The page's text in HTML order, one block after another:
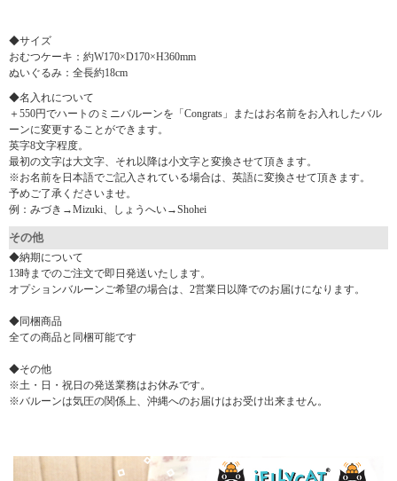
◆サイズ
おむつケーキ：約W170×D170×H360mm
ぬいぐるみ：全長約18cm
◆名入れについて
＋550円でハートのミニバルーンを「Congrats」またはお名前をお入れしたバル
ーンに変更することができます。
英字8文字程度。
最初の文字は大文字、それ以降は小文字と変換させて頂きます。
※お名前を日本語でご記入されている場合は、英語に変換させて頂きます。
予めご了承くださいませ。
例：みづき→Mizuki、しょうへい→Shohei
その他
◆納期について
13時までのご注文で即日発送いたします。
オプションバルーンご希望の場合は、2営業日以降でのお届けになります。
◆同梱商品
全ての商品と同梱可能です
◆その他
※土・日・祝日の発送業務はお休みです。
※バルーンは気圧の関係上、沖縄へのお届けはお受け出来ません。